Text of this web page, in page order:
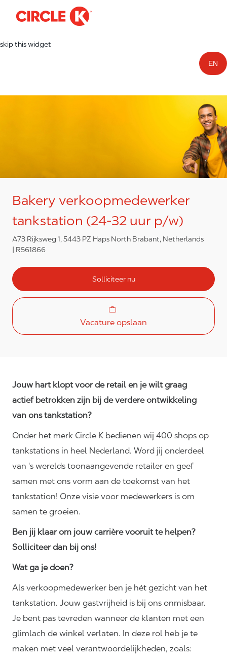
skip this widget
EN
Bakery verkoopmedewerker
tankstation (24-32 uur p/w)
A73 Rijksweg 1, 5443 PZ Haps North Brabant, Netherlands
R561866
Solliciteer nu
Vacature opslaan
Jouw hart klopt voor de retail en je wilt graag
actief betrokken zijn bij de verdere ontwikkeling
van ons tankstation?
Onder het merk Circle K bedienen wij 400 shops op
tankstations in heel Nederland. Word jij onderdeel
van 's werelds toonaangevende retailer en geef
samen met ons vorm aan de toekomst van het
tankstation! Onze visie voor medewerkers is om
samen te groeien.
Ben jij klaar om jouw carrière vooruit te helpen?
Solliciteer dan bij ons!
Wat ga je doen?
Als verkoopmedewerker ben je hét gezicht van het
tankstation. Jouw gastvrijheid is bij ons onmisbaar.
Je bent pas tevreden wanneer de klanten met een
glimlach de winkel verlaten. In deze rol heb je te
maken met veel verantwoordelijkheden, zoals: